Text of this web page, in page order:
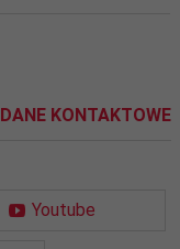
DANE KONTAKTOWE
Youtube